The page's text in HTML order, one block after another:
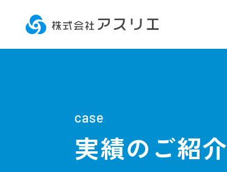
case
実績のご紹介